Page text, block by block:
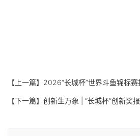
【上一篇】 2026“长城杯”世界斗鱼锦标赛
【下一篇】 创新生万象 | “长城杯”创新奖报